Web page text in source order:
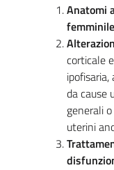
Anatomi
corticale
da cause
generali
uterini